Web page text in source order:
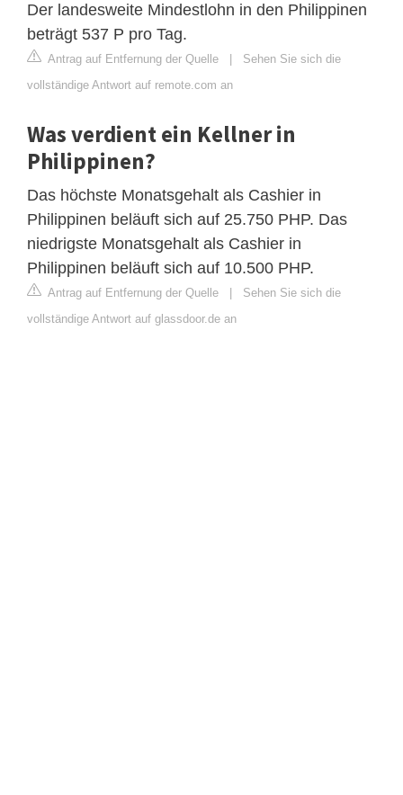
Der landesweite Mindestlohn in den Philippinen
beträgt 537 P pro Tag.
Antrag auf Entfernung der Quelle | Sehen Sie sich die
vollständige Antwort auf remote.com an
Was verdient ein Kellner in
Philippinen?
Das höchste Monatsgehalt als Cashier in
Philippinen beläuft sich auf 25.750 PHP. Das
niedrigste Monatsgehalt als Cashier in
Philippinen beläuft sich auf 10.500 PHP.
Antrag auf Entfernung der Quelle | Sehen Sie sich die
vollständige Antwort auf glassdoor.de an